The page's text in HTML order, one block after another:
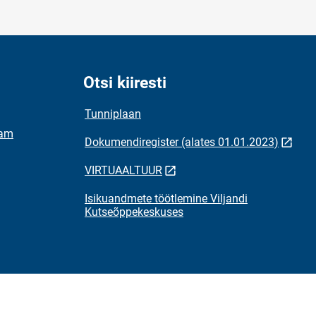
Otsi kiiresti
Tunniplaan
Dokumendiregister (alates 01.01.2023)
VIRTUAALTUUR
Isikuandmete töötlemine Viljandi
Kutseõppekeskuses